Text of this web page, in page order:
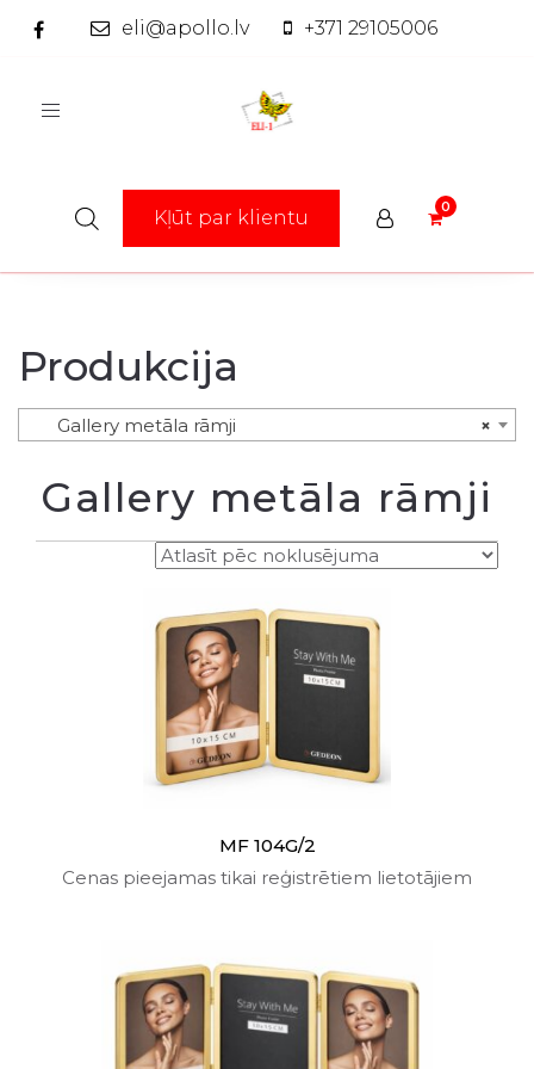
eli@apollo.lv +371 29105006
Toggle
Kļūt par klientu
Produkcija
×
Gallery metāla rāmji
Gallery metāla rāmji
MF 104G/2
Cenas pieejamas tikai reģistrētiem lietotājiem